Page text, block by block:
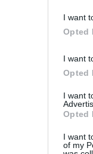
I want
Opted
I want
Opted
I want
Opted
I want
of my